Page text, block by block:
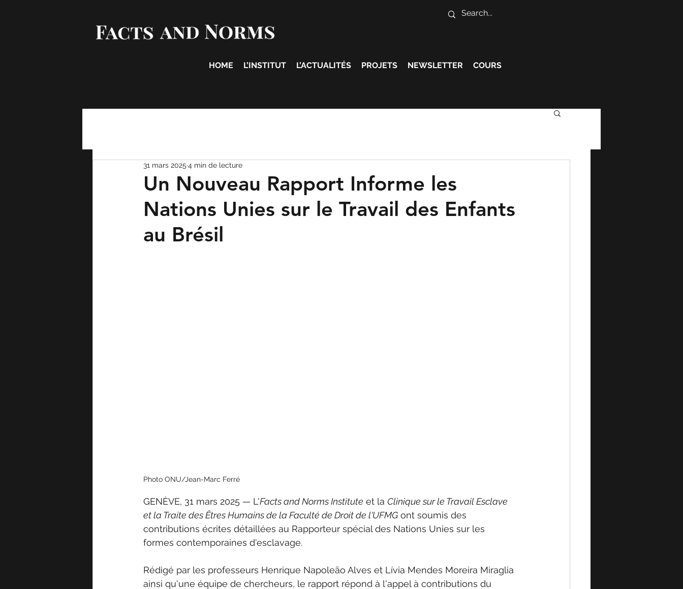
HOME L’INSTITUT L’ACTUALITÉS PROJETS NEWSLETTER COURS
Un Nouveau Rapport Informe les
Nations Unies sur le Travail des Enfants
au Brésil
31 mars 2025 4 min de lecture
Photo ONU/Jean-Marc Ferré
GENÈVE, 31 mars 2025 — L'Facts and Norms Institute et la Clinique sur le Travail Esclave
et la Traite des Êtres Humains de la Faculté de Droit de l'UFMG ont soumis des
contributions écrites détaillées au Rapporteur spécial des Nations Unies sur les
formes contemporaines d'esclavage.
Rédigé par les professeurs Henrique Napoleão Alves et Lívia Mendes Moreira Miraglia
ainsi qu'une équipe de chercheurs, le rapport répond à l'appel à contributions du